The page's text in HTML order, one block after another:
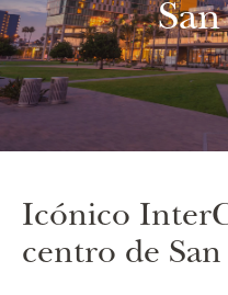
Icónico
centro de